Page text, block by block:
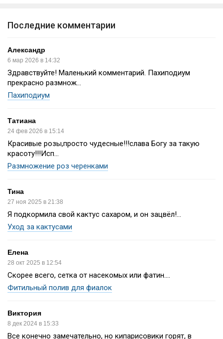
Последние комментарии
Александр
6 мар 2026 в 14:32
Здравствуйте! Маленький комментарий. Пахиподиум
прекрасно размнож...
Пахиподиум
Татиана
24 фев 2026 в 15:14
Красивые розы,просто чудесные!!!слава Богу за такую
красоту!!!Исп...
Размножение роз черенками
Тина
27 ноя 2025 в 21:38
Я подкормила свой кактус сахаром, и он зацвёл!...
Уход за кактусами
Елена
28 окт 2025 в 12:54
Скорее всего, сетка от насекомых или фатин....
Фитильный полив для фиалок
Виктория
8 дек 2024 в 15:33
Все конечно замечательно, но кипарисовики горят, в